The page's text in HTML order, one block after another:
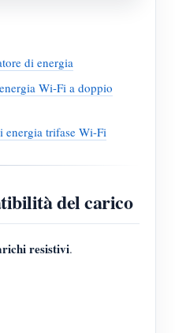
di energia
Wi-Fi a doppio
energia trifase Wi-Fi
del carico
resistivi.